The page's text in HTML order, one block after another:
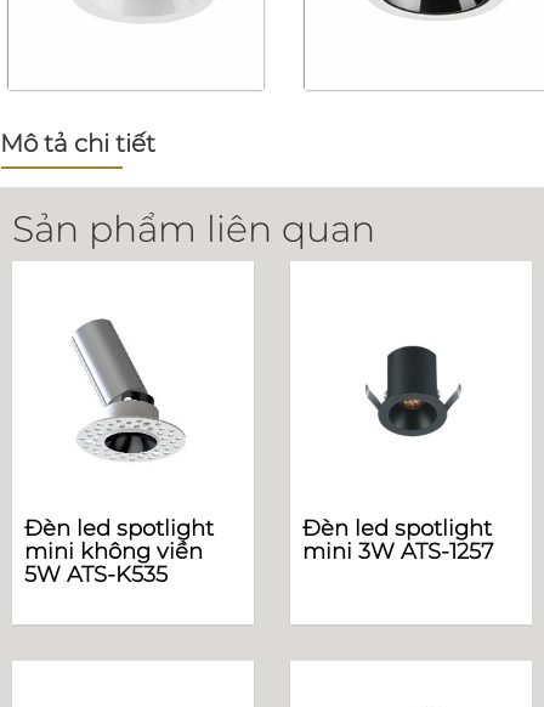
Mô tả chi tiết
Sản phẩm liên quan
Đèn led spotlight
mini không viền
5W ATS-K535
Đèn led spotlight
mini 3W ATS-1257